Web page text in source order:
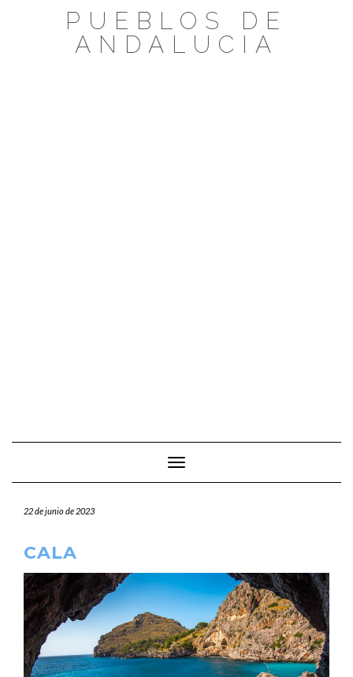
PUEBLOS DE
ANDALUCIA
Cambiar modo de navegación
22 de junio de 2023
CALA